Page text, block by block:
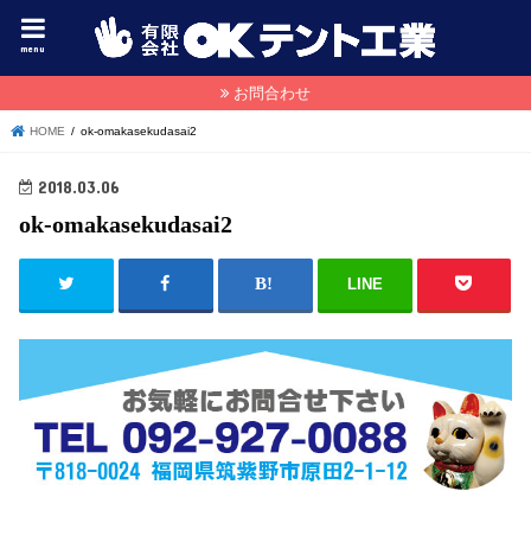
menu
お問合わせ
HOME ok-omakasekudasai2
2018.03.06
ok-omakasekudasai2
LINE